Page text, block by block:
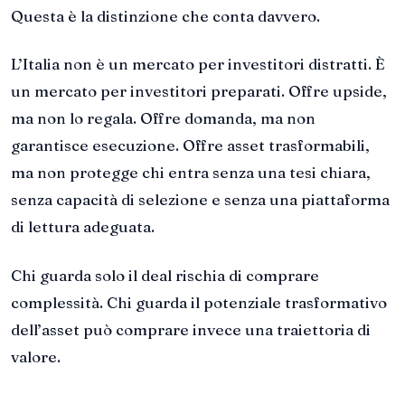
Questa è la distinzione che conta davvero.
L’Italia non è un mercato per investitori distratti. È
un mercato per investitori preparati. Offre upside,
ma non lo regala. Offre domanda, ma non
garantisce esecuzione. Offre asset trasformabili,
ma non protegge chi entra senza una tesi chiara,
senza capacità di selezione e senza una piattaforma
di lettura adeguata.
Chi guarda solo il deal rischia di comprare
complessità. Chi guarda il potenziale trasformativo
dell’asset può comprare invece una traiettoria di
valore.